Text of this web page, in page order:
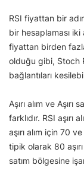
RSI fiyattan bir
bir hesaplaması iki
fiyattan birden
olduğu gibi, Stoch
bağlantıları
Aşırı alım ve
farklıdır. RSI aşırı
aşırı alım için 70
tipik olarak 80
satım bölgesine